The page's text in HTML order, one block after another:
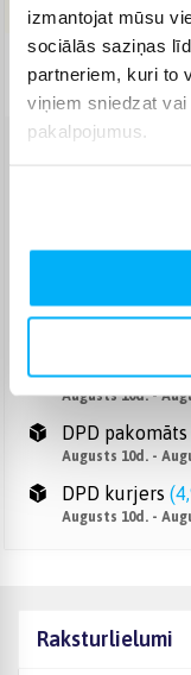
izmantojat mūsu
sociālās saziņas
partneriem, kuri to
viņiem sniedzat
pakalpojumus.
Piegāde: 1-4 d.d.
Apmaksā pilnu
Augusts 10d. -
Omniva
Smartposti
Augusts 10d. -
DPD pakomāts
Augusts 10d. -
DPD kurjers (
Augusts 10d. -
Raksturlielumi